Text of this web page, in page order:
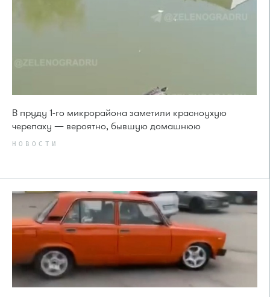
В пруду 1-го микрорайона заметили красноухую
черепаху — вероятно, бывшую домашнюю
НОВОСТИ